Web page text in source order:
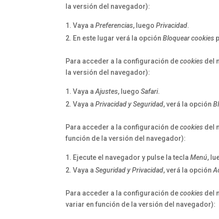
la versión del navegador):
Vaya aPreferencias, luegoPrivacidad.
En este lugar verá la opciónBloquear cookies
Para acceder a la configuración decookies del
la versión del navegador):
Vaya aAjustes, luegoSafari.
Vaya aPrivacidad y Seguridad, verá la opción
Para acceder a la configuración decookies del
función de la versión del navegador):
Ejecute el navegador y pulse la teclaMenú,
Vaya aSeguridad y Privacidad, verá la opción
Para acceder a la configuración decookies del
variar en función de la versión del navegador):